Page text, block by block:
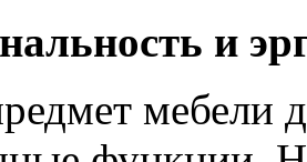
и
мебели